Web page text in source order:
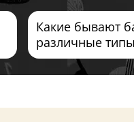
Какие бывают
различные типы
барабанов